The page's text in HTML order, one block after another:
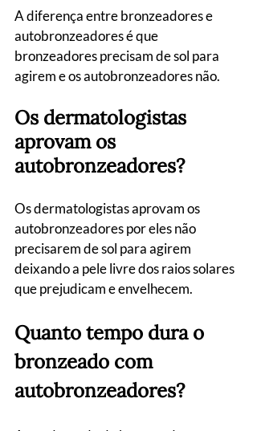
A diferença entre bronzeadores e
autobronzeadores é que
bronzeadores precisam de sol para
agirem e os autobronzeadores não.
Os dermatologistas
aprovam os
autobronzeadores?
Os dermatologistas aprovam os
autobronzeadores por eles não
precisarem de sol para agirem
deixando a pele livre dos raios solares
que prejudicam e envelhecem.
Quanto tempo dura o
bronzeado com
autobronzeadores?